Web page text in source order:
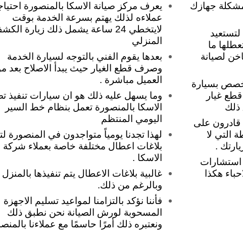
يعرف مركز صيانة الاسكا بالمنصورة
عملاءه لذلك يهتم بسرعة الخدمة بوقت
لايتخطي 24 ساعة يشمل ذلك زيارة
المنزلي
بعدها يقوم الفني بالتوجه لسيارة الخدمة
وصرف قطع الغيار حيث يبدأ الاصلاح بعد
العميل مباشرة .
وما يسهل عليه ذلك هو ان سيارات تنفيذ
الاسكا بالمنصورة تعمل بنظام خط السير
اليومي المنتظم
لهذا تجدنا يومياً متواجدون في المنصورة
بلاغات اعطال مختلفة خاصة بعملاء شركة
الاسكا .
غالبية بلاغات الاعطال يتم تنفيذها بالمنزل
وبالرغم من ذلك.
فأننا نؤكد بالتزامنا لمواعيد تسليم الاجهزة
المسحوبة لورش الصيانة نحن نطبق ذلك
ونعتبره ذلك أمرًا حاسمًا مع عملاءنا
جهازك
ما
لصيانة
بسيارة
غيار
ذلك
على
التي لا
.
هكذا